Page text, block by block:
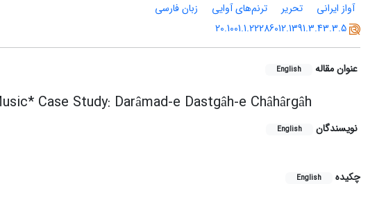
آواز ایرانی
تحریر ترنم‌های آوایی
زبان فارسی
20.1001.1.22286012.1391.3.43.3.5
عنوان مقاله English
Case Study: Darâmad-e Dastgâh-e Châhârgâh
نویسندگان English
چکیده English